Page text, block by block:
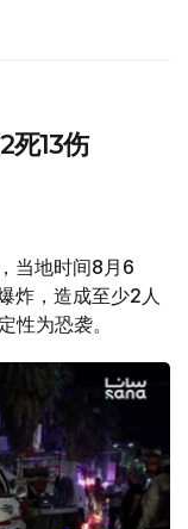
死13伤
当地时间8月6
炸，造成至少2人
性为恐袭。